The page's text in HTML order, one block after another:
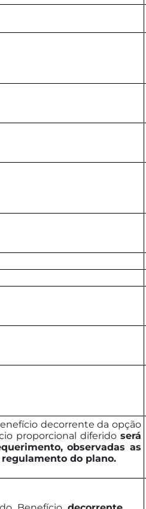
decorrente da opção
proporcional diferido será
observadas as
do plano.